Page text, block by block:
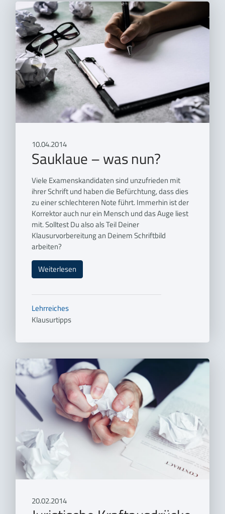
10.04.2014
Sauklaue – was nun?
Viele Examenskandidaten sind unzufrieden mit
ihrer Schrift und haben die Befürchtung, dass dies
zu einer schlechteren Note führt. Immerhin ist der
Korrektor auch nur ein Mensch und das Auge liest
mit. Solltest Du also als Teil Deiner
Klausurvorbereitung an Deinem Schriftbild
arbeiten?
Weiterlesen
Lehrreiches
Klausurtipps
20.02.2014